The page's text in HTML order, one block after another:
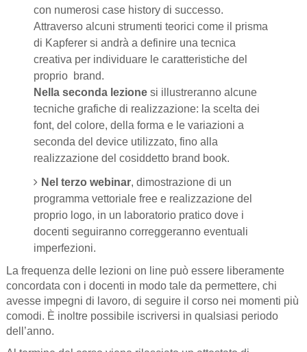
con numerosi case history di successo.
Attraverso alcuni strumenti teorici come il prisma
di Kapferer si andrà a definire una tecnica
creativa per individuare le caratteristiche del
proprio brand.
Nella seconda lezionesi illustreranno alcune
tecniche grafiche di realizzazione: la scelta dei
font, del colore, della forma e le variazioni a
seconda del device utilizzato, fino alla
realizzazione del cosiddetto brand book.
Nel terzo webinar, dimostrazione di un
programma vettoriale free e realizzazione del
proprio logo, in un laboratorio pratico dove i
docenti seguiranno correggeranno eventuali
imperfezioni.
La frequenza delle lezioni on line può essere liberamente
concordata con i docenti in modo tale da permettere, chi
avesse impegni di lavoro, di seguire il corso nei momenti più
comodi. È inoltre possibile iscriversi in qualsiasi periodo
dell’anno.